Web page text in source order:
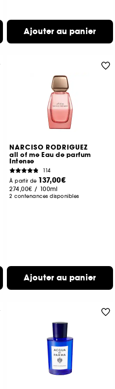
Ajouter au panier
NARCISO RODRIGUEZ
all of me Eau de parfum
Intense
114
À partir de 137,00€
274,00€ / 100ml
2 contenances disponibles
Ajouter au panier